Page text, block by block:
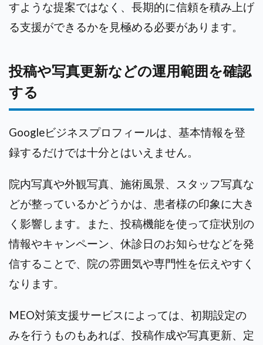
すような提案ではなく、長期的に信頼を積み上げ
る支援ができるかを見極める必要があります。
投稿や写真更新などの運用範囲を確認
する
Googleビジネスプロフィールは、基本情報を登
録するだけでは十分とはいえません。
院内写真や外観写真、施術風景、スタッフ写真な
どが整っているかどうかは、患者様の印象に大き
く影響します。また、投稿機能を使って症状別の
情報やキャンペーン、休診日のお知らせなどを発
信することで、院の雰囲気や専門性を伝えやすく
なります。
MEO対策支援サービスによっては、初期設定の
みを行うものもあれば、投稿作成や写真更新、定